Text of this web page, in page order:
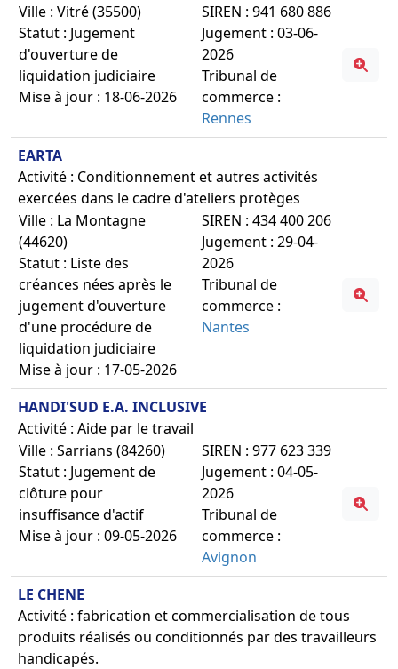
Ville : Vitré (35500)
Statut : Jugement
d'ouverture de
liquidation judiciaire
Mise à jour : 18-06-2026
SIREN : 941 680 886
Jugement : 03-06-
2026
Tribunal de
commerce :
Rennes
EARTA
Activité : Conditionnement et autres activités
exercées dans le cadre d'ateliers protèges
Ville : La Montagne
(44620)
Statut : Liste des
créances nées après le
jugement d'ouverture
d'une procédure de
liquidation judiciaire
Mise à jour : 17-05-2026
SIREN : 434 400 206
Jugement : 29-04-
2026
Tribunal de
commerce :
Nantes
HANDI'SUD E.A. INCLUSIVE
Activité : Aide par le travail
Ville : Sarrians (84260)
Statut : Jugement de
clôture pour
insuffisance d'actif
Mise à jour : 09-05-2026
SIREN : 977 623 339
Jugement : 04-05-
2026
Tribunal de
commerce :
Avignon
LE CHENE
Activité : fabrication et commercialisation de tous
produits réalisés ou conditionnés par des travailleurs
handicapés.